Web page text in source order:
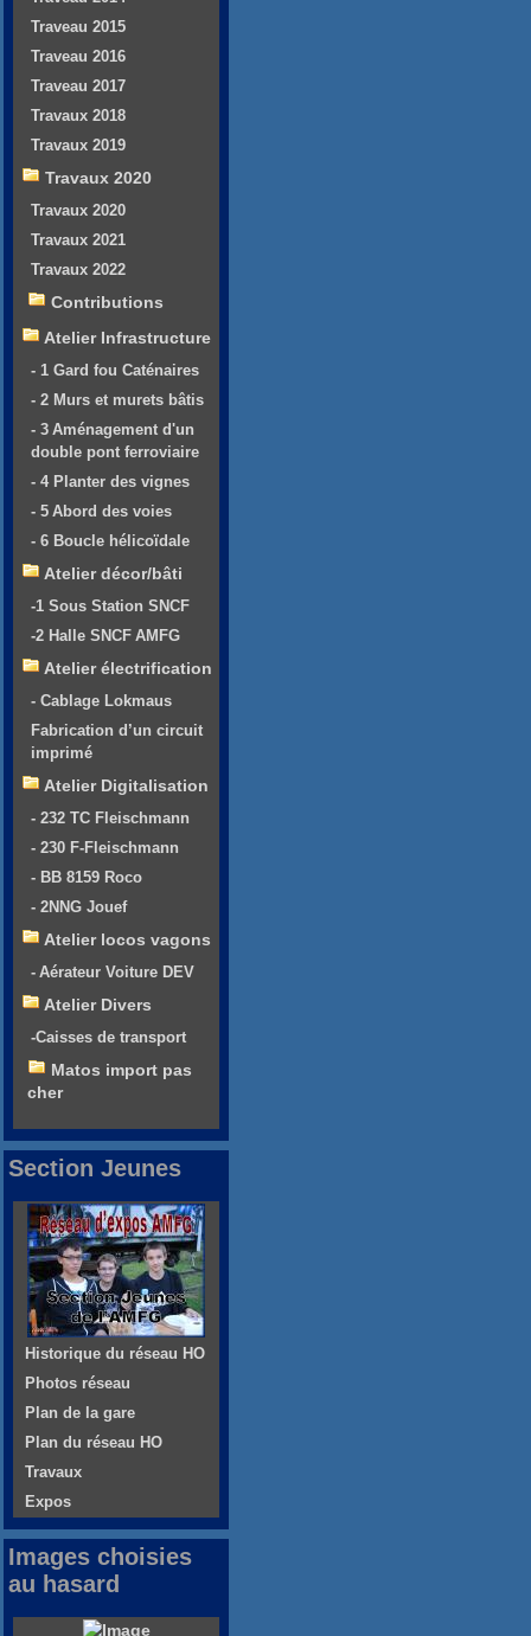
Traveau 2015
Traveau 2016
Traveau 2017
Travaux 2018
Travaux 2019
Travaux 2020
Travaux 2020
Travaux 2021
Travaux 2022
Contributions
Atelier Infrastructure
- 1 Gard fou Caténaires
- 2 Murs et murets bâtis
- 3 Aménagement d'un
double pont ferroviaire
- 4 Planter des vignes
- 5 Abord des voies
- 6 Boucle hélicoïdale
Atelier décor/bâti
-1 Sous Station SNCF
-2 Halle SNCF AMFG
Atelier électrification
- Cablage Lokmaus
Fabrication d’un circuit
imprimé
Atelier Digitalisation
- 232 TC Fleischmann
- 230 F-Fleischmann
- BB 8159 Roco
- 2NNG Jouef
Atelier locos vagons
- Aérateur Voiture DEV
Atelier Divers
-Caisses de transport
Matos import pas
cher
Section Jeunes
Historique du réseau HO
Photos réseau
Plan de la gare
Plan du réseau HO
Travaux
Expos
Images choisies
au hasard